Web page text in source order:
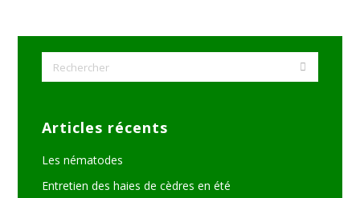
Articles récents
Les nématodes
Entretien des haies de cèdres en été